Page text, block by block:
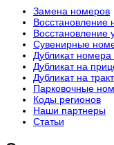
Замена номеров
Восстановление
Восстановление
Сувенирные
Дубликат
Дубликат на
Дубликат на
Парковочные
Коды регионов
Наши партнеры
Статьи